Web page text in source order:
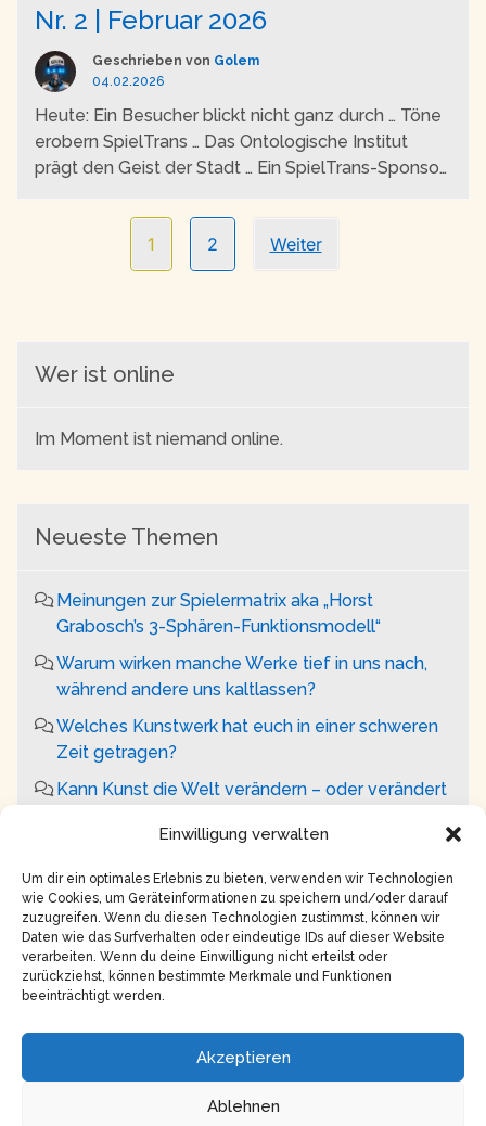
Einwilligung verwalten
Um dir ein optimales Erlebnis zu bieten, verwenden wir Technologien
wie Cookies, um Geräteinformationen zu speichern und/oder darauf
zuzugreifen. Wenn du diesen Technologien zustimmst, können wir
Daten wie das Surfverhalten oder eindeutige IDs auf dieser Website
verarbeiten. Wenn du deine Einwilligung nicht erteilst oder
zurückziehst, können bestimmte Merkmale und Funktionen
beeinträchtigt werden.
Akzeptieren
Ablehnen
Nr. 2 | Februar 2026
Geschrieben von Golem
04.02.2026
Heute: Ein Besucher blickt nicht ganz durch … Töne
erobern SpielTrans … Das Ontologische Institut
prägt den Geist der Stadt … Ein SpielTrans-Sponsor
Töne in SpielTrans erklingen …
Seitennavigation
1 2 Weiter
Wer ist online
Im Moment ist niemand online.
Neueste Themen
Meinungen zur Spielermatrix aka „Horst
Grabosch’s 3-Sphären-Funktionsmodell“
Warum wirken manche Werke tief in uns nach,
während andere uns kaltlassen?
Welches Kunstwerk hat euch in einer schweren
Zeit getragen?
Kann Kunst die Welt verändern – oder verändert
Verantwortung, ‚schön‘ zu sein?
Datenschutz